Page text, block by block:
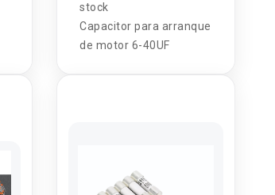
stock
Capacitor para arranque
de motor 6-40UF